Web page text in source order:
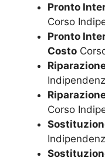
Pronto
Corso
Pronto
Costo
Corso